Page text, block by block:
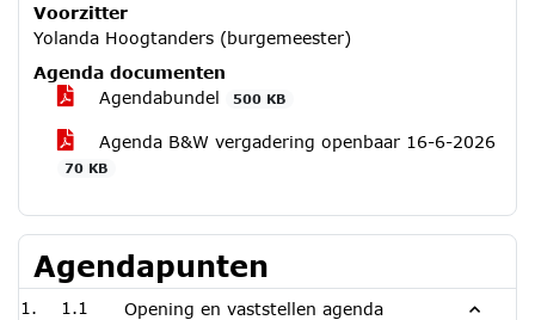
Voorzitter
Yolanda Hoogtanders (burgemeester)
Agenda documenten
Agendabundel
500 KB
Agenda B&W vergadering openbaar 16-6-2026
70 KB
Agendapunten
1.1 Opening en vaststellen agenda